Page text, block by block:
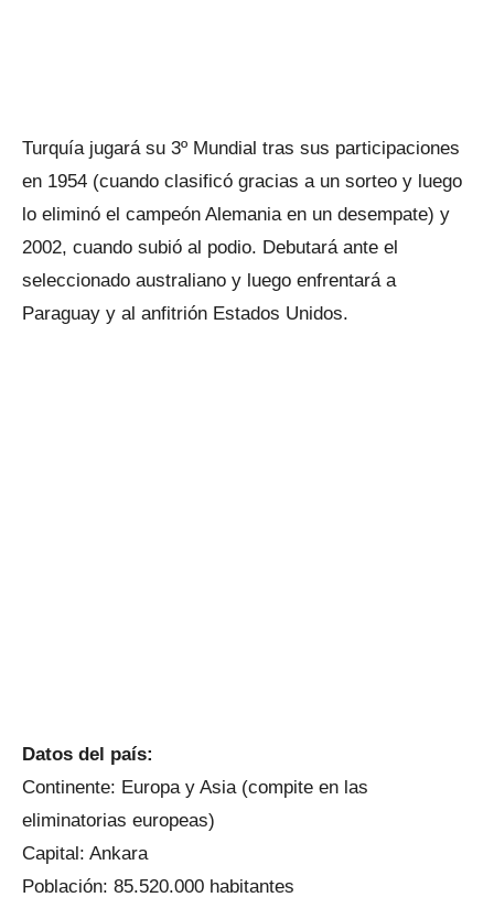
Turquía jugará su 3º Mundial tras sus participaciones
en 1954 (cuando clasificó gracias a un sorteo y luego
lo eliminó el campeón Alemania en un desempate) y
2002, cuando subió al podio. Debutará ante el
seleccionado australiano y luego enfrentará a
Paraguay y al anfitrión Estados Unidos.
Datos del país:
Continente: Europa y Asia (compite en las
eliminatorias europeas)
Capital: Ankara
Población: 85.520.000 habitantes